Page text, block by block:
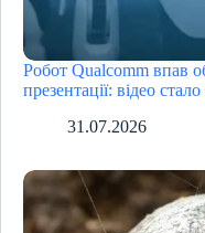
Робот Qualcomm впав
презентації: відео
31.07.2026